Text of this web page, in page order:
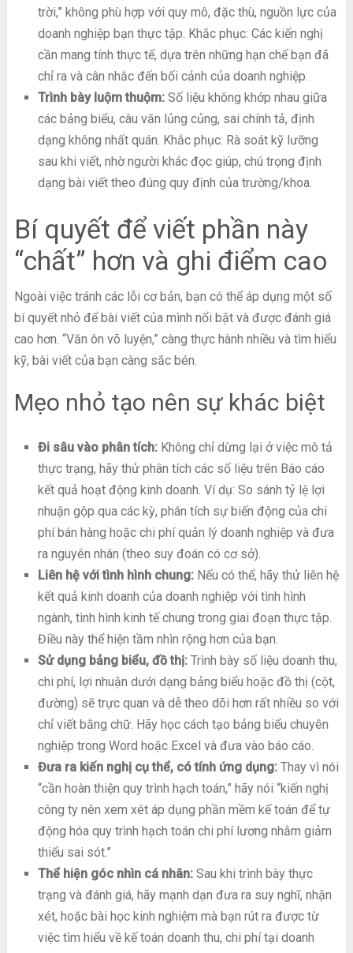
trời,” không phù hợp với quy mô, đặc thù, nguồn lực của
doanh nghiệp bạn thực tập. Khắc phục: Các kiến nghị
cần mang tính thực tế, dựa trên những hạn chế bạn đã
chỉ ra và cân nhắc đến bối cảnh của doanh nghiệp.
Trình bày luộm thuộm:Số liệu không khớp nhau giữa
các bảng biểu, câu văn lủng củng, sai chính tả, định
dạng không nhất quán. Khắc phục: Rà soát kỹ lưỡng
sau khi viết, nhờ người khác đọc giúp, chú trọng định
dạng bài viết theo đúng quy định của trường/khoa.
Bí quyết để viết phần này
“chất” hơn và ghi điểm cao
Ngoài việc tránh các lỗi cơ bản, bạn có thể áp dụng một số
bí quyết nhỏ để bài viết của mình nổi bật và được đánh giá
cao hơn. “Văn ôn võ luyện,” càng thực hành nhiều và tìm hiểu
kỹ, bài viết của bạn càng sắc bén.
Mẹo nhỏ tạo nên sự khác biệt
Đi sâu vào phân tích:Không chỉ dừng lại ở việc mô tả
thực trạng, hãy thử phân tích các số liệu trên Báo cáo
kết quả hoạt động kinh doanh. Ví dụ: So sánh tỷ lệ lợi
nhuận gộp qua các kỳ, phân tích sự biến động của chi
phí bán hàng hoặc chi phí quản lý doanh nghiệp và đưa
ra nguyên nhân (theo suy đoán có cơ sở).
Liên hệ với tình hình chung:Nếu có thể, hãy thử liên hệ
kết quả kinh doanh của doanh nghiệp với tình hình
ngành, tình hình kinh tế chung trong giai đoạn thực tập.
Điều này thể hiện tầm nhìn rộng hơn của bạn.
Sử dụng bảng biểu, đồ thị:Trình bày số liệu doanh thu,
chi phí, lợi nhuận dưới dạng bảng biểu hoặc đồ thị (cột,
đường) sẽ trực quan và dễ theo dõi hơn rất nhiều so với
chỉ viết bằng chữ. Hãy học cách tạo bảng biểu chuyên
nghiệp trong Word hoặc Excel và đưa vào báo cáo.
Đưa ra kiến nghị cụ thể, có tính ứng dụng:Thay vì nói
“cần hoàn thiện quy trình hạch toán,” hãy nói “kiến nghị
công ty nên xem xét áp dụng phần mềm kế toán để tự
động hóa quy trình hạch toán chi phí lương nhằm giảm
thiểu sai sót.”
Thể hiện góc nhìn cá nhân:Sau khi trình bày thực
trạng và đánh giá, hãy mạnh dạn đưa ra suy nghĩ, nhận
xét, hoặc bài học kinh nghiệm mà bạn rút ra được từ
việc tìm hiểu về kế toán doanh thu, chi phí tại doanh